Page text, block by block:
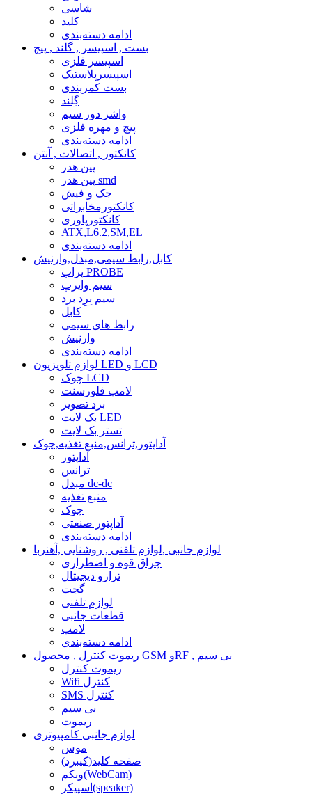
شاسی
کلید
ادامه دسته‌بندی
بست , اسپیسر , گلند , پیچ
اسپیسر فلزی
اسپیسرپلاستیک
بست کمربندی
گِلند
واشر دور سیم
پیچ و مهره فلزی
ادامه دسته‌بندی
کانکتور , اتصالات , آنتن
پین هدر
پین هدر smd
جک و فیش
کانکتورمخابراتی
کانکتورپاوری
ATX,L6.2,SM,EL
ادامه دسته‌بندی
کابل,رابط سیمی,مبدل,وارنیش
پراب PROBE
سیم وایرپ
سیم بِرِد برد
کابل
رابط های سیمی
وارنیش
ادامه دسته‌بندی
لوازم تلویزیون LED و LCD
چوک LCD
لامپ فلورسنت
برد تصویر
بک لایت LED
تستر بک لایت
آداپتور,ترانس,منبع تغذیه,چوک
آداپتور
ترانس
مبدل dc-dc
منبع تغذیه
چوک
آداپتور صنعتی
ادامه دسته‌بندی
لوازم جانبی ,لوازم تلفنی , روشنایی ,آهنربا
چراق قوه و اضطراری
ترازو دیجیتال
گجت
لوازم تلفنی
قطعات جانبی
لامپ
ادامه دسته‌بندی
ریموت کنترل , محصول GSM وRF , بی سیم
ریموت کنترل
Wifi کنترل
SMS کنترل
بی سیم
ریموت
لوازم جانبی کامپیوتری
موس
صفحه کلید(کیبرد)
وبکم(WebCam)
اسپیکر(speaker)